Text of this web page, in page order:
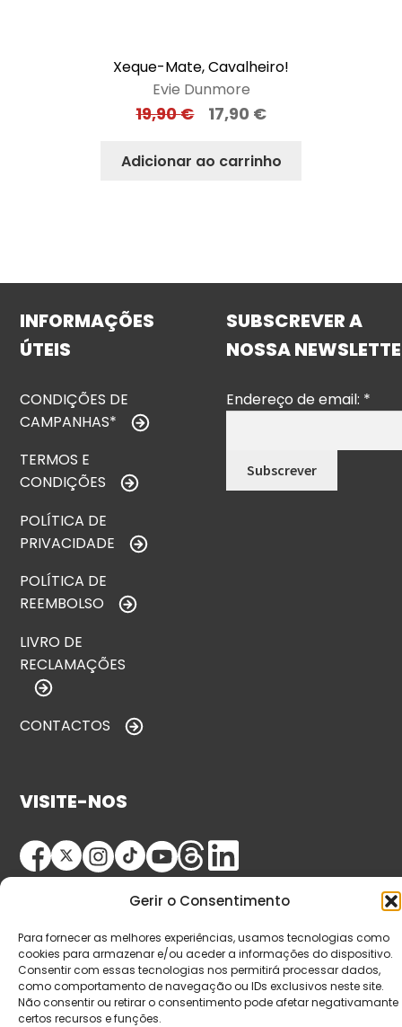
Gerir o Consentimento
Para fornecer as melhores experiências, usamos tecnologias como
cookies para armazenar e/ou aceder a informações do dispositivo.
Consentir com essas tecnologias nos permitirá processar dados,
como comportamento de navegação ou IDs exclusivos neste site.
Não consentir ou retirar o consentimento pode afetar negativamante
certos recursos e funções.
Xeque-Mate, Cavalheiro!
Evie Dunmore
19,90€ 17,90 €
Adicionar ao carrinho
INFORMAÇÕES
ÚTEIS
CONDIÇÕES DE
CAMPANHAS*
TERMOS E
CONDIÇÕES
POLÍTICA DE
PRIVACIDADE
POLÍTICA DE
REEMBOLSO
LIVRO DE
RECLAMAÇÕES
CONTACTOS
SUBSCREVER A
NOSSA
Endereço de email: *
VISITE-NOS
© Copyright 2026 Saída de Emergência. Todos os
direitos reservados.